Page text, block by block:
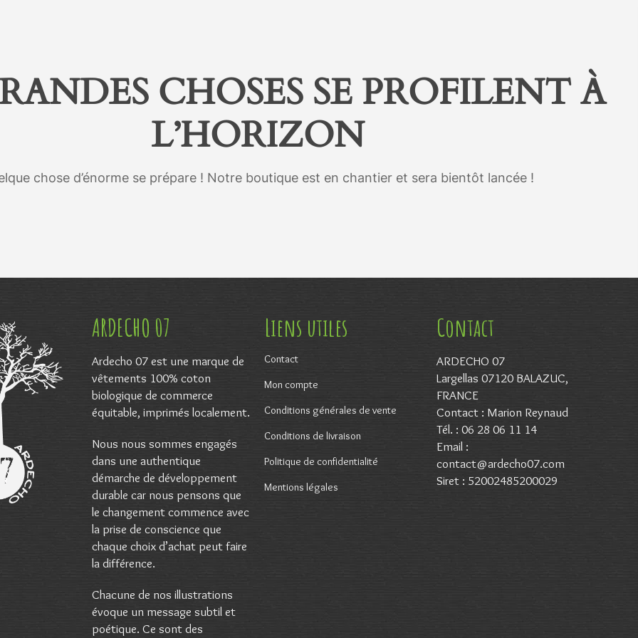
CHOSES SE PROFILENT À
L’HORIZON
chose d’énorme se prépare ! Notre boutique est en chantier et sera bientôt lancée !
ARDECHO 07
Ardecho 07 est une marque de
vêtements 100% coton
biologique de commerce
équitable, imprimés localement.
Nous nous sommes engagés
dans une authentique
démarche de développement
durable car nous pensons que
le changement commence avec
la prise de conscience que
chaque choix d’achat peut faire
la différence.
Chacune de nos illustrations
évoque un message subtil et
poétique. Ce sont des
Liens utiles
Contact
Mon compte
Conditions générales de vente
Conditions de livraison
Politique de confidentialité
Mentions légales
Contact
ARDECHO 07
Largellas 07120 BALAZUC,
FRANCE
Contact : Marion Reynaud
Tél. : 06 28 06 11 14
Email :
contact@ardecho07.com
Siret : 52002485200029